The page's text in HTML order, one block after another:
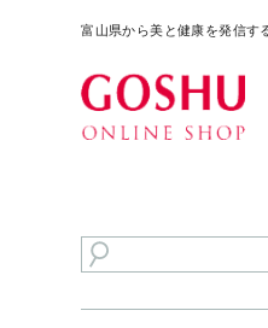
富山県から美と健康を発信す